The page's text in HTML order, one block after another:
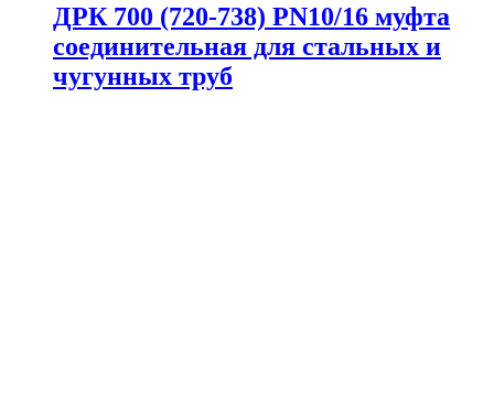
ДРК 700 (720-738) PN10/16 муфта
соединительная для стальных и
чугунных труб